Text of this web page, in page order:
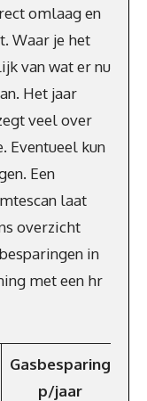
omlaag en
Waar je het
van wat er nu
Het jaar
veel over
Eventueel kun
Een
laat
overzicht
in
met een hr
Gasbesparing
p/jaar